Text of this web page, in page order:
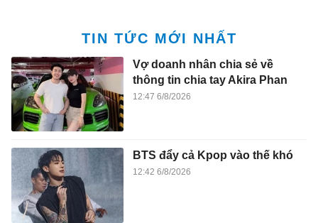
TIN TỨC MỚI NHẤT
Vợ doanh nhân chia sẻ về
thông tin chia tay Akira Phan
12:47 6/8/2026
BTS đẩy cả Kpop vào thế khó
12:42 6/8/2026